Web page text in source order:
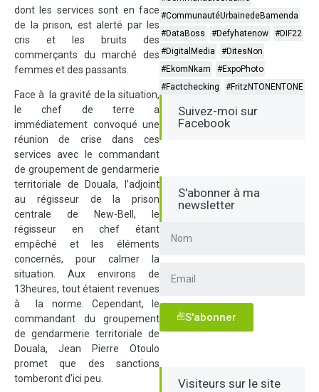
dont les services sont en face
de la prison, est alerté par les
cris et les bruits des
commerçants du marché des
femmes et des passants.
Face à la gravité de la situation,
le chef de terre a
immédiatement convoqué une
réunion de crise dans ces
services avec le commandant
de groupement de gendarmerie
territoriale de Douala, l’adjoint
au régisseur de la prison
centrale de New-Bell, le
régisseur en chef étant
empêché et les éléments
concernés, pour calmer la
situation. Aux environs de
13heures, tout étaient revenues
à la norme. Cependant, le
commandant du groupement
de gendarmerie territoriale de
Douala, Jean Pierre Otoulo
promet que des sanctions
tomberont d’ici peu.
#CommunautéUrbainedeBamenda
#DataBoss
#Defyhatenow
#DIF22
#DigitalMedia
#DitesNon
#EkomNkam
#ExpoPhoto
#Factchecking
#FritzNTONENTONE
Suivez-moi sur
Facebook
S'abonner à ma
newsletter
S'abonner
Visiteurs sur le site